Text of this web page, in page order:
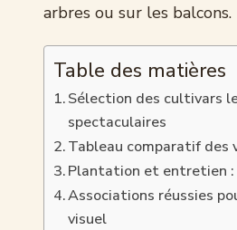
arbres ou sur les balcons.
Table des matières
Sélection des cultivars
spectaculaires
Tableau comparatif des
Plantation et entretien :
Associations réussies
visuel